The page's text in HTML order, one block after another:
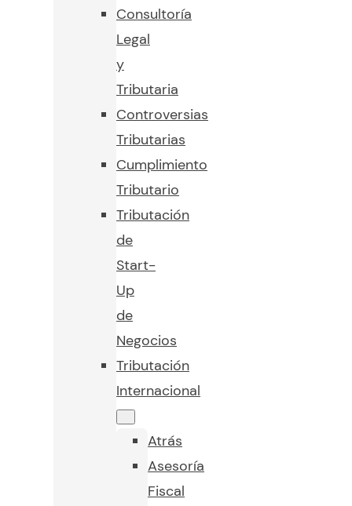
Consultoría
Legal
y
Tributaria
Controversias
Tributarias
Cumplimiento
Tributario
Tributación
de
Start-
Up
de
Negocios
Tributación
Internacional
Atrás
Asesoría
Fiscal